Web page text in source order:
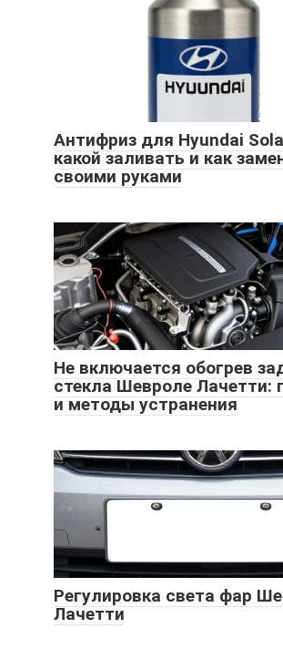
Антифриз для Hyundai
какой заливать и как
своими руками
Не включается обогрев
стекла Шевроле Лачетти:
и методы устранения
Регулировка света фар
Лачетти